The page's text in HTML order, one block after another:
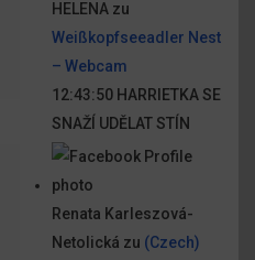
HELENAzu
Weißkopfseeadler Nest
– Webcam
12:43:50 HARRIETKA SE
SNAŽÍ UDĚLAT STÍN
Renata Karleszová-
Netolická zu (Czech)